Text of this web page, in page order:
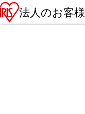
法人のお客様